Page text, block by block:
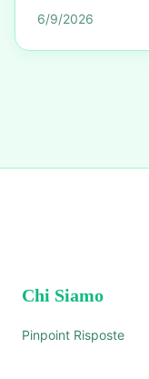
6/9/2026
Chi Siamo
Pinpoint Risposte